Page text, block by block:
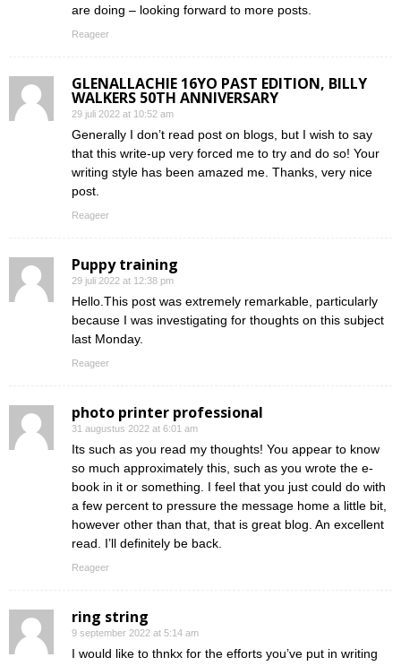
are doing – looking forward to more posts.
Reageer
GLENALLACHIE 16YO PAST EDITION, BILLY
WALKERS 50TH ANNIVERSARY
29 juli 2022 at 10:52 am
Generally I don’t read post on blogs, but I wish to say
that this write-up very forced me to try and do so! Your
writing style has been amazed me. Thanks, very nice
post.
Reageer
Puppy training
29 juli 2022 at 12:38 pm
Hello.This post was extremely remarkable, particularly
because I was investigating for thoughts on this subject
last Monday.
Reageer
photo printer professional
31 augustus 2022 at 6:01 am
Its such as you read my thoughts! You appear to know
so much approximately this, such as you wrote the e-
book in it or something. I feel that you just could do with
a few percent to pressure the message home a little bit,
however other than that, that is great blog. An excellent
read. I’ll definitely be back.
Reageer
ring string
9 september 2022 at 5:14 am
I would like to thnkx for the efforts you’ve put in writing